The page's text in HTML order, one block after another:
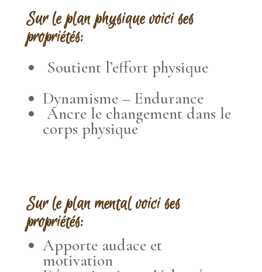
Sur le plan physique voici ses
propriétés:
Soutient l’effort physique
Dynamisme – Endurance
Ancre le changement dans le
corps physique
Sur le plan mental voici ses
propriétés:
Apporte audace et
motivation